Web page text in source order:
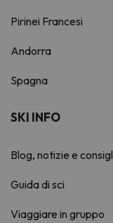
Pirinei Francesi
Andorra
Spagna
SKI INFO
Blog, notizie e
Guida di sci
Viaggiare in gruppo